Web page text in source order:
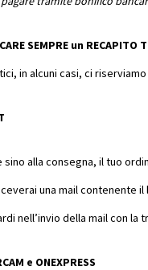
SEMPRE un
in alcuni casi, ci
sino alla consegna, il tuo
una mail contenente
nell’invio della mail con
e ONEXPRESS